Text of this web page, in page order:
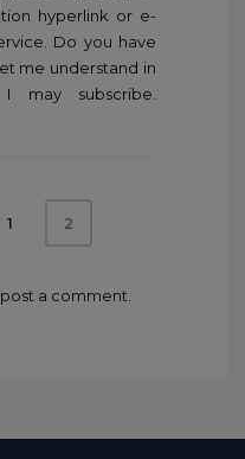
hyperlink or e-
Do you have
me understand in
may subscribe.
1 2
a comment.